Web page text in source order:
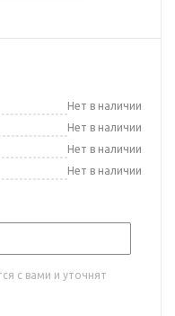
Нет в наличии
Нет в наличии
Нет в наличии
Нет в наличии
с вами и уточнят